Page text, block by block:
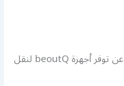
أعلنت شركة بي أوت كيو عن توفر أجهزة beoutQ لنقل